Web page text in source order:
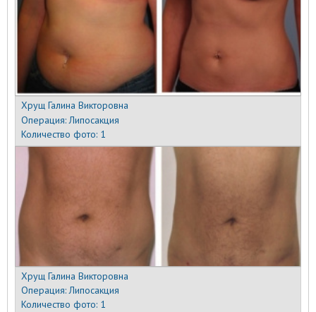
Хрущ Галина Викторовна
Операция:Липосакция
Количество фото: 1
Хрущ Галина Викторовна
Операция:Липосакция
Количество фото: 1